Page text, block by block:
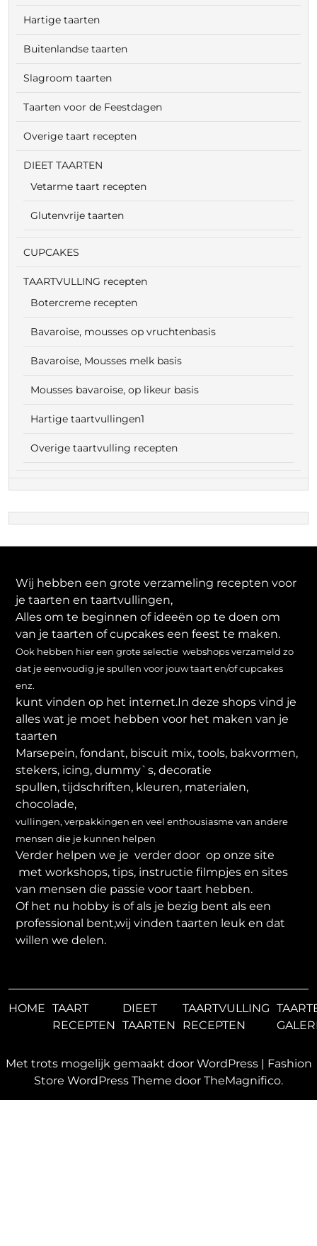
Hartige taarten
Buitenlandse taarten
Slagroom taarten
Taarten voor de Feestdagen
Overige taart recepten
DIEET TAARTEN
Vetarme taart recepten
Glutenvrije taarten
CUPCAKES
TAARTVULLING recepten
Botercreme recepten
Bavaroise, mousses op vruchtenbasis
Bavaroise, Mousses melk basis
Mousses bavaroise, op likeur basis
Hartige taartvullingen1
Overige taartvulling recepten
Wij hebben een grote verzameling recepten voor
je taarten en taartvullingen,
Alles om te beginnen of ideeën op te doen om
van je taarten of cupcakes een feest te maken.
Ook hebben hier een grote selectie webshops verzameld zo
dat je eenvoudig je spullen voor jouw taart en/of cupcakes
enz.
kunt vinden op het internet.In deze shops vind je
alles wat je moet hebben voor het maken van je
taarten
Marsepein, fondant, biscuit mix, tools, bakvormen,
stekers, icing, dummy`s, decoratie
spullen, tijdschriften, kleuren, materialen,
chocolade,
vullingen, verpakkingen en veel enthousiasme van andere
mensen die je kunnen helpen
Verder helpen we je verder door op onze site
met workshops, tips, instructie filmpjes en sites
van mensen die passie voor taart hebben.
Of het nu hobby is of als je bezig bent als een
professional bent,wij vinden taarten leuk en dat
willen we delen.
HOME TAART
RECEPTEN
DIEET
TAARTEN
TAARTVULLING
RECEPTEN
Met trots mogelijk gemaakt door WordPress | Fashion
Store WordPress Theme door TheMagnifico.